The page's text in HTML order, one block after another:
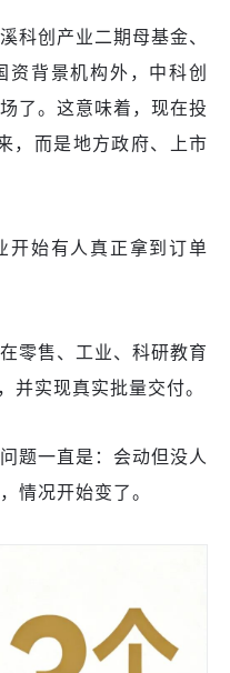
科创产业二期母基金、
资背景机构外，中科创
了。这意味着，现在投
，而是地方政府、上市
开始有人真正拿到订单
零售、工业、科研教育
并实现真实批量交付。
题一直是：会动但没人
情况开始变了。